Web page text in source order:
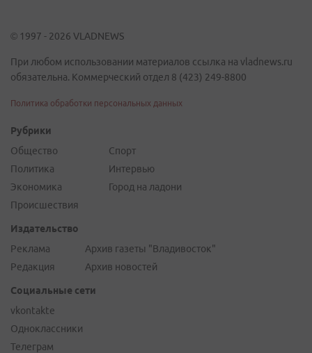
© 1997 - 2026 VLADNEWS
При любом использовании материалов ссылка на vladnews.ru
обязательна. Коммерческий отдел 8 (423) 249-8800
Политика обработки персональных данных
Рубрики
Общество
Политика
Экономика
Происшествия
Спорт
Интервью
Город на ладони
Издательство
Реклама
Редакция
Архив газеты "Владивосток"
Архив новостей
Социальные сети
vkontakte
Одноклассники
Телеграм